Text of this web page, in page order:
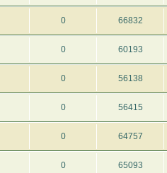
0 66832
0 60193
0 56138
0 56415
0 64757
0 65093